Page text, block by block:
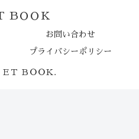
ＢＯＯＫ
お問い合わせ
プライバシーポリシー
Ｔ ＢＯＯＫ.